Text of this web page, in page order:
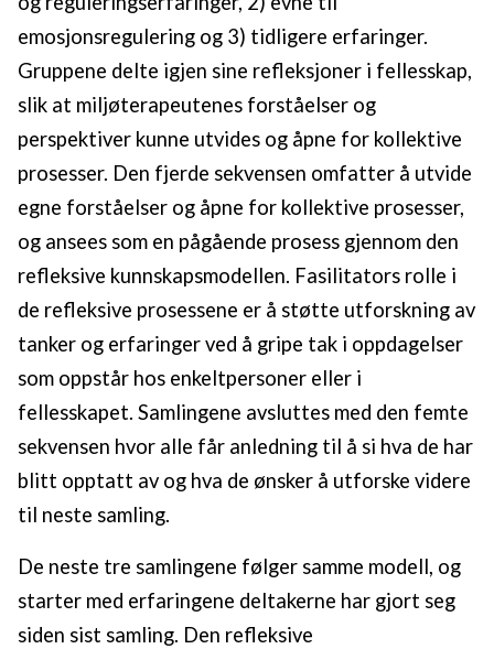
emosjonsregulering og 3) tidligere erfaringer.
Gruppene delte igjen sine refleksjoner i fellesskap,
slik at miljøterapeutenes forståelser og
perspektiver kunne utvides og åpne for kollektive
prosesser. Den fjerde sekvensen omfatter å utvide
egne forståelser og åpne for kollektive prosesser,
og ansees som en pågående prosess gjennom den
refleksive kunnskapsmodellen. Fasilitators rolle i
de refleksive prosessene er å støtte utforskning av
tanker og erfaringer ved å gripe tak i oppdagelser
som oppstår hos enkeltpersoner eller i
fellesskapet. Samlingene avsluttes med den femte
sekvensen hvor alle får anledning til å si hva de har
blitt opptatt av og hva de ønsker å utforske videre
til neste samling.
De neste tre samlingene følger samme modell, og
starter med erfaringene deltakerne har gjort seg
siden sist samling. Den refleksive